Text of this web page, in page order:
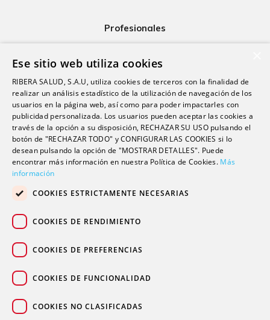
Profesionales
Investigación
Formación
Escuela universitaria
Trabaja con nosotros
Contacto
Podcast
© 2026 Grupo sanitario Ribera
Ese sitio web utiliza cookies
RIBERA SALUD, S.A.U, utiliza cookies de terceros con la finalidad de
realizar un análisis estadístico de la utilización de navegación de los
usuarios en la página web, así como para poder impactarles con
publicidad personalizada. Los usuarios pueden aceptar las cookies a
través de la opción a su disposición, RECHAZAR SU USO pulsando el
botón de "RECHAZAR TODO" y CONFIGURAR LAS COOKIES si lo
desean pulsando la opción de "MOSTRAR DETALLES". Puede
encontrar más información en nuestra Política de Cookies. Más
información
COOKIES ESTRICTAMENTE NECESARIAS
COOKIES DE RENDIMIENTO
COOKIES DE PREFERENCIAS
COOKIES DE FUNCIONALIDAD
COOKIES NO CLASIFICADAS